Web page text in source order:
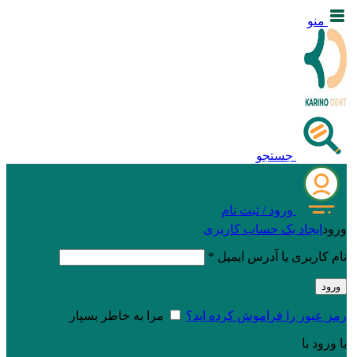
منو
جستجو
ورود / ثبت نام
ورود ایجاد یک حساب کاربری
نام کاربری یا آدرس ایمیل *
ورود
رمز عبور را فراموش کرده اید؟ مرا به خاطر بسپار
یا ورود با